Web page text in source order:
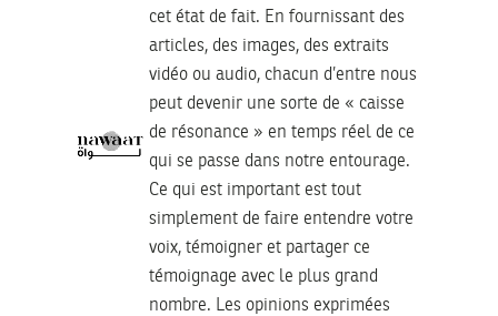
cet état de fait. En fournissant des
articles, des images, des extraits
vidéo ou audio, chacun d’entre nous
peut devenir une sorte de « caisse
de résonance » en temps réel de ce
qui se passe dans notre entourage.
Ce qui est important est tout
simplement de faire entendre votre
voix, témoigner et partager ce
témoignage avec le plus grand
nombre. Les opinions exprimées